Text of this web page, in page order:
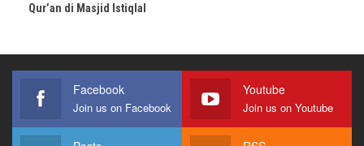
Qur’an di Masjid Istiqlal
Facebook
Join us on Facebook
Youtube
Join us on Youtube